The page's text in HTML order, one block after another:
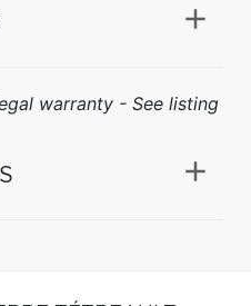
warranty - See listing